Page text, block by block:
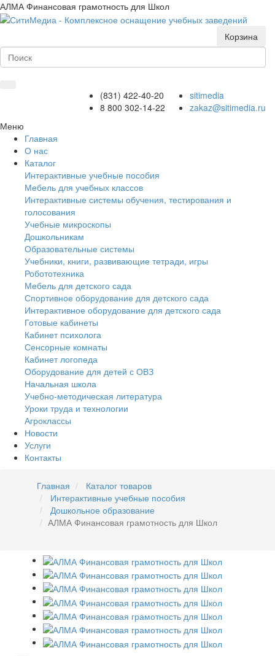
АЛМА Финансовая грамотность для Школ
Корзина
sitimedia
zakaz@sitimedia.ru
(831) 422-40-20
8 800 302-14-22
Меню
Главная
О нас
Каталог
Интерактивные учебные пособия
Мебель для учебных классов
Интерактивные системы обучения, тестирования и
голосования
Учебные микроскопы
Дошкольникам
Образовательные системы
Учебники, книги, развивающие тетради, игры
Робототехника
Мебель для детского сада
Спортивное оборудование для детского сада
Интерактивное оборудование для детского сада
Готовые кабинеты
Кабинет психолога
Сенсорные комнаты
Кабинет логопеда
Оборудование для детей с ОВЗ
Начальная школа
Учебно-методическая литература
Уроки труда и технологии
Агроклассы
Новости
Услуги
Контакты
Главная
Каталог товаров
Интерактивные учебные пособия
Дошкольное образование
АЛМА Финансовая грамотность для Школ